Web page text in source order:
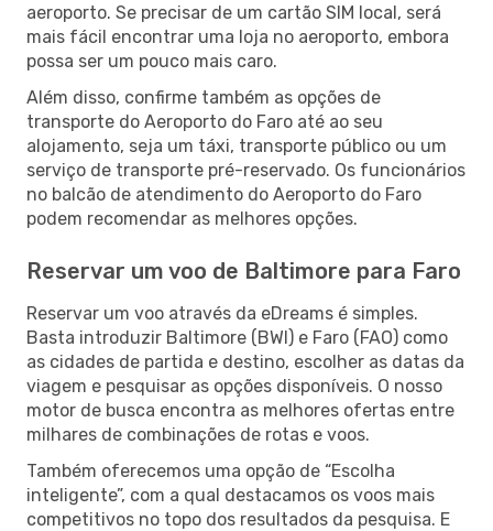
aeroporto. Se precisar de um cartão SIM local, será
mais fácil encontrar uma loja no aeroporto, embora
possa ser um pouco mais caro.
Além disso, confirme também as opções de
transporte do Aeroporto do Faro até ao seu
alojamento, seja um táxi, transporte público ou um
serviço de transporte pré-reservado. Os funcionários
no balcão de atendimento do Aeroporto do Faro
podem recomendar as melhores opções.
Reservar um voo de Baltimore para Faro
Reservar um voo através da eDreams é simples.
Basta introduzir Baltimore (BWI) e Faro (FAO) como
as cidades de partida e destino, escolher as datas da
viagem e pesquisar as opções disponíveis. O nosso
motor de busca encontra as melhores ofertas entre
milhares de combinações de rotas e voos.
Também oferecemos uma opção de “Escolha
inteligente”, com a qual destacamos os voos mais
competitivos no topo dos resultados da pesquisa. E